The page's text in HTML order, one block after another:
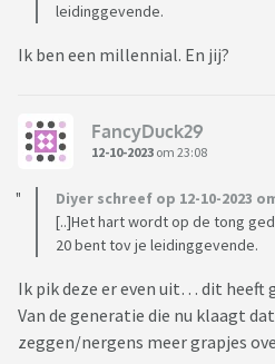
leidinggevende.
Ik ben een millennial. En jij?
FancyDuck29
12-10-2023 om 23:08
Diyer schreef op 12-10-2023
[..]Het hart wordt op de tong
20 bent tov je leidinggevende.
Ik pik deze er even uit… dit heeft
Van de generatie die nu klaagt
zeggen/nergens meer grapjes